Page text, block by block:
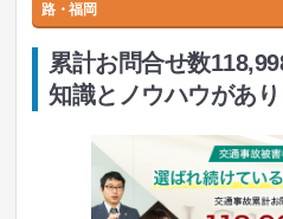
路・福岡
累計お問合せ数
知識とノウハウがあ